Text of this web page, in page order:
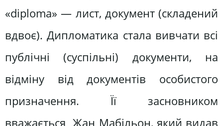
«diploma» — лист, документ (складений
вдвоє). Дипломатика стала вивчати всі
публічні (суспільні) документи, на
відміну від документів особистого
призначення. Її засновником
вважається Жан Мабільон, який видав